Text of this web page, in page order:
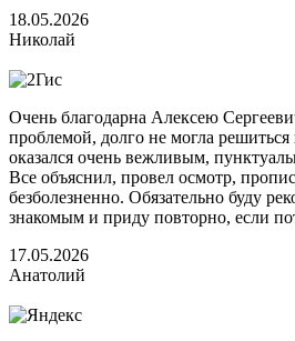
18.05.2026
Николай
Очень благодарна Алексею
проблемой, долго не могла
оказался очень вежливым,
Все объяснил, провел осмотр,
безболезненно. Обязательно буду
знакомым и приду повторно, если
17.05.2026
Анатолий